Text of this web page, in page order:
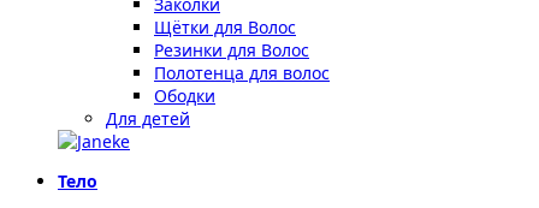
Щётки для Волос
Резинки для Волос
Полотенца для волос
Ободки
Для детей
Тело